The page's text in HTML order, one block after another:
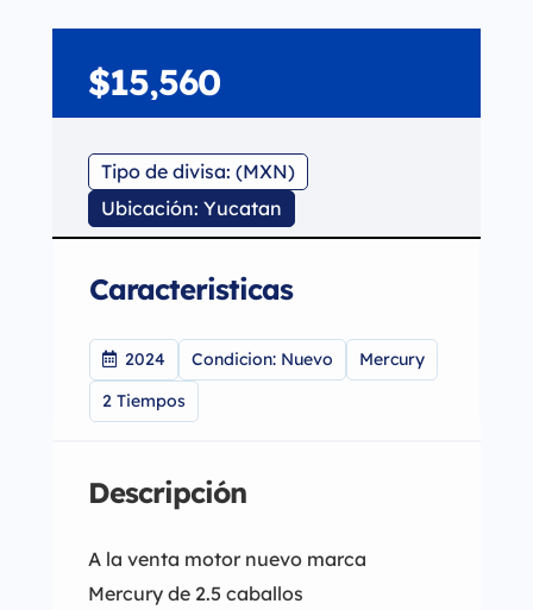
$15,560
Tipo de divisa: (MXN)
Ubicación: Yucatan
Caracteristicas
2024 Condicion: Nuevo
Mercury
2 Tiempos
Descripción
A la venta motor nuevo marca
Mercury de 2.5 caballos